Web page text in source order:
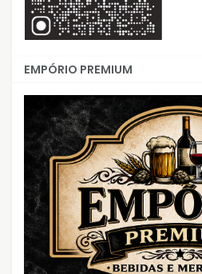
EMPÓRIO PREMIUM